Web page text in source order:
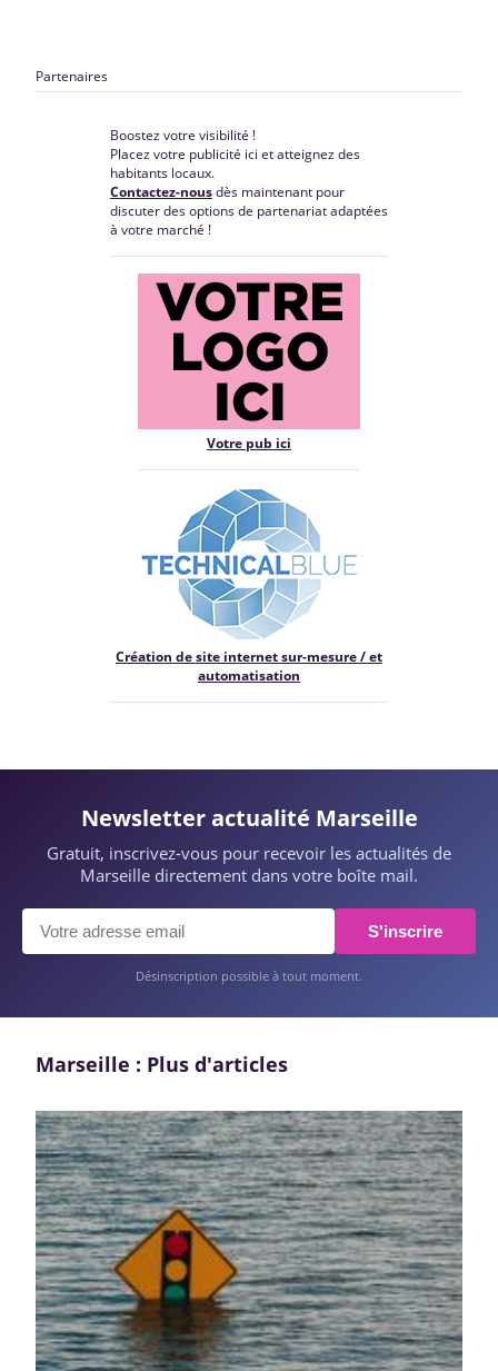
Partenaires
Boostez votre visibilité !
Placez votre publicité ici et atteignez des
habitants locaux.
Contactez-nousdès maintenant pour
discuter des options de partenariat adaptées
à votre marché !
Votre pub ici
Création de site internet sur-mesure / et
automatisation
Newsletter actualité Marseille
Gratuit, inscrivez-vous pour recevoir les actualités de
Marseille directement dans votre boîte mail.
S'inscrire
Désinscription possible à tout moment.
Marseille : Plus d'articles